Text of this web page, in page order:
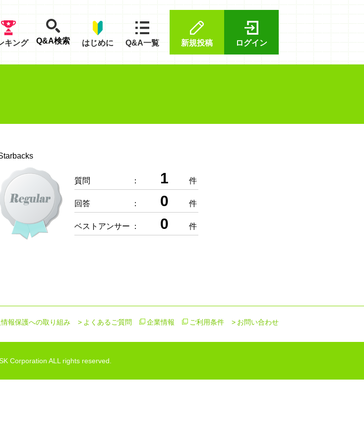
ログイン
新規投稿
Q&A一覧
はじめに
Q&A検索
キング
質問 ： 1 件
回答 ： 0 件
ベストアンサー ： 0 件
お問い合わせ
ご利用条件
企業情報
よくあるご質問
報保護への取り組み
Corporation ALL rights reserved.